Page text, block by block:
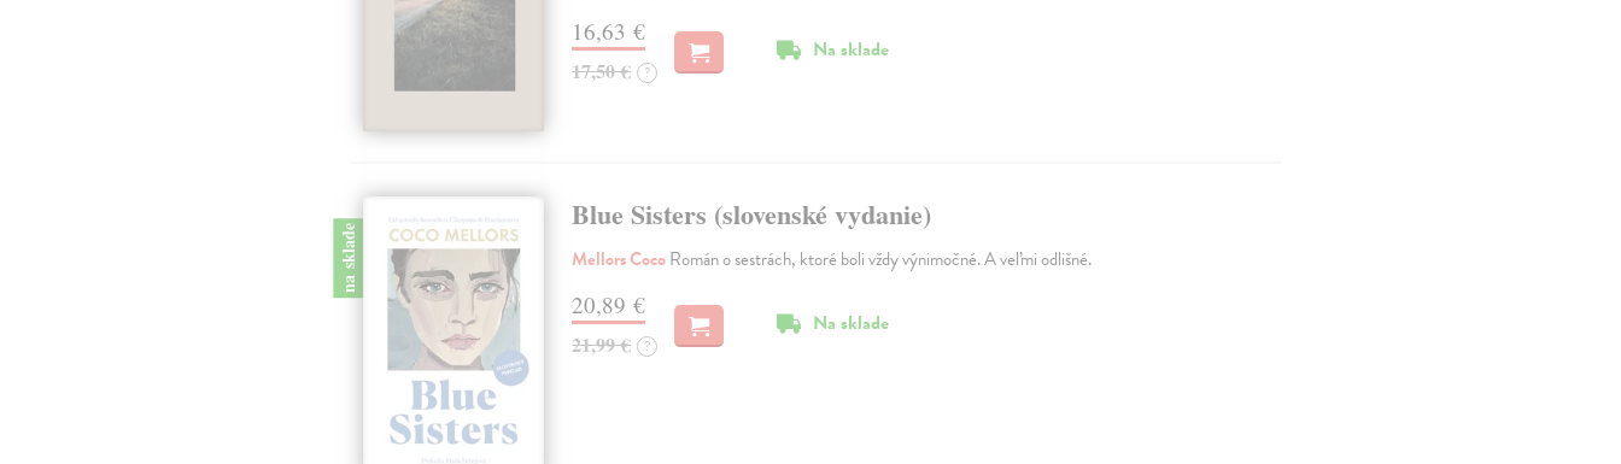
16,63 €
17,50 € ?
Na sklade
na sklade
Blue Sisters (slovenské vydanie)
Mellors CocoRomán o sestrách, ktoré boli vždy výnimočné. A veľmi odlišné.
20,89 €
21,99 € ?
Na sklade